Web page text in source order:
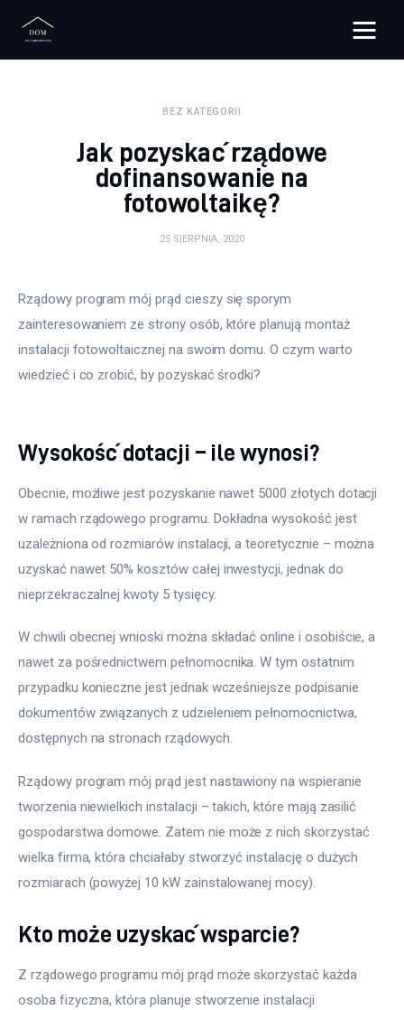
Bloggers Unite
Materiały budowlane
Budowa
Oświetlenie
Meble
Więcej
BEZ KATEGORII
Jak pozyskać rządowe
dofinansowanie na
fotowoltaikę?
25 SIERPNIA, 2020
Rządowy program mój prąd cieszy się sporym
zainteresowaniem ze strony osób, które planują montaż
instalacji fotowoltaicznej na swoim domu. O czym warto
wiedzieć i co zrobić, by pozyskać środki?
Wysokość dotacji – ile wynosi?
Obecnie, możliwe jest pozyskanie nawet 5000 złotych dotacji
w ramach rządowego programu. Dokładna wysokość jest
uzależniona od rozmiarów instalacji, a teoretycznie – można
uzyskać nawet 50% kosztów całej inwestycji, jednak do
nieprzekraczalnej kwoty 5 tysięcy.
W chwili obecnej wnioski można składać online i osobiście, a
nawet za pośrednictwem pełnomocnika. W tym ostatnim
przypadku konieczne jest jednak wcześniejsze podpisanie
dokumentów związanych z udzieleniem pełnomocnictwa,
dostępnych na stronach rządowych.
Rządowy program mój prąd jest nastawiony na wspieranie
tworzenia niewielkich instalacji – takich, które mają zasilić
gospodarstwa domowe. Zatem nie może z nich skorzystać
wielka firma, która chciałaby stworzyć instalację o dużych
rozmiarach (powyżej 10 kW zainstalowanej mocy).
Kto może uzyskać wsparcie?
Z rządowego programu mój prąd może skorzystać każda
osoba fizyczna, która planuje stworzenie instalacji